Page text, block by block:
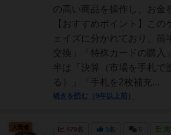
の高い商品を操作し、お金
【おすすめポイント】この
ェイズに分かれており、前
交換」「特殊カードの購入
半は「決算（市場を手札で
る）」「手札を2枚補充...
続きを読む（9年以上前）
479名 1名
大賢者